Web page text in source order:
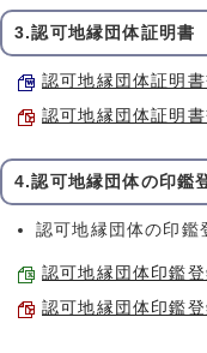
3.認可地縁団体証明書
認可地縁団体証明
認可地縁団体証明
4.認可地縁団体の印鑑
認可地縁団体の印鑑
認可地縁団体印鑑
認可地縁団体印鑑